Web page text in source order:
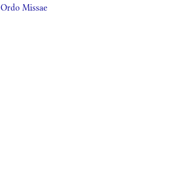
Ordo Missae